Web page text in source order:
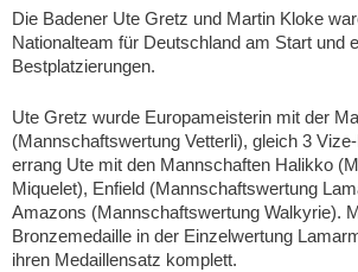
Die Badener Ute Gretz und Martin Kloke
Nationalteam für Deutschland am Start und
Bestplatzierungen.
Ute Gretz wurde Europameisterin mit der
(Mannschaftswertung Vetterli), gleich 3
errang Ute mit den Mannschaften Halikko
Miquelet), Enfield (Mannschaftswertung
Amazons (Mannschaftswertung Walkyrie).
Bronzemedaille in der Einzelwertung
ihren Medaillensatz komplett.